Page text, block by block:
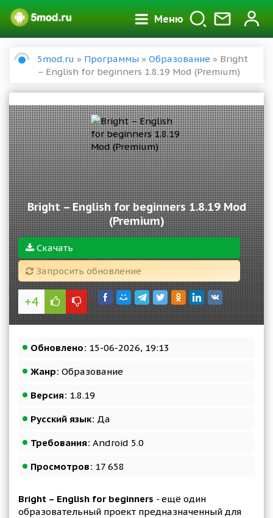
Меню
5mod.ru » Программы » Образование » Bright
– English for beginners 1.8.19 Mod (Premium)
Bright – English for beginners 1.8.19 Mod
(Premium)
Скачать
Запросить обновление
+4
Обновлено: 15-06-2026, 19:13
Жанр: Образование
Версия: 1.8.19
Русский язык: Да
Требования: Android 5.0
Просмотров: 17 658
Bright – English for beginners - ещё один
образовательный проект предназначенный для